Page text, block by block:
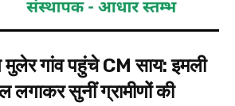
गांव पहुंचे CM साय: इमली
लगाकर सुनीं ग्रामीणों की